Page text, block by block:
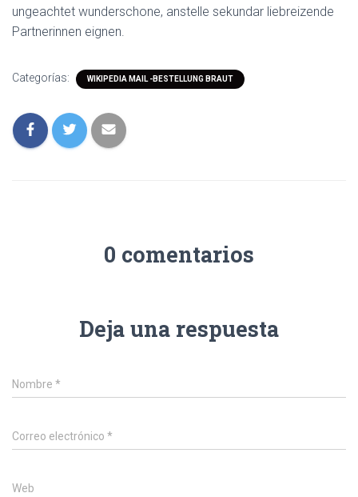
ungeachtet wunderschone, anstelle sekundar liebreizende
Partnerinnen eignen.
Categorías: WIKIPEDIA MAIL -BESTELLUNG BRAUT
0 comentarios
Deja una respuesta
Nombre *
Correo electrónico *
Web